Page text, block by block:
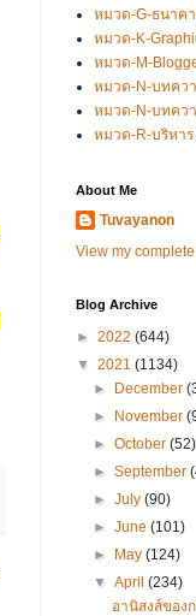
หมวด-G-ธนาค
หมวด-K-
หมวด-M-
หมวด-N-บทคว
หมวด-N-บทคว
หมวด-R-บริหาร
About Me
Tuvayanon
View my
Blog Archive
► 2022 (644)
▼ 2021 (1134)
►
December
►
November
►October(52)
►September
►July(90)
►June(101)
►
May(124)
▼April(234)
อานิสงส์ของ